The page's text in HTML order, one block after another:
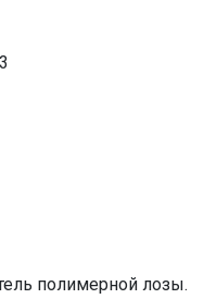
полимерной лозы.